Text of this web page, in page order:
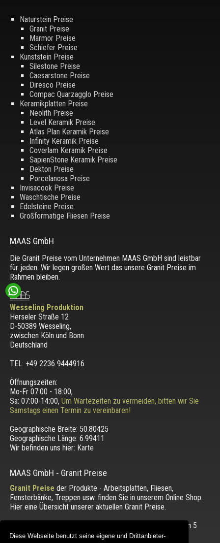
Diese Webseite benutzt seine eigene und Drittanbieter-
Diese Webseite benutzt seine eigene und Drittanbieter-
Naturstein Preise
Granit Preise
Marmor Preise
Schiefer Preise
Kunststein Preise
Silestone Preise
Caesarstone Preise
Diresco Preise
Compac Quarzagglo Preise
Keramikplatten Preise
Neolith Preise
Level Keramik Preise
Atlas Plan Keramik Preise
Infinity Keramik Preise
Coverlam Keramik Preise
SapienStone Keramik Preise
Dekton Preise
Porcelanosa Preise
Invisacook Preise
Waschtische Preise
Edelsteine Preise
Großformatige Fliesen Preise
MAAS GmbH
Die Granit Preise vom Unternehmen MAAS GmbH sind leistbar
für jeden. Wir legen großen Wert das unsere Granit Preise im
Rahmen bleiben.
Wesseling Produktion
Herseler Straße 12
D-50389 Wesseling,
zwischen Köln und Bonn
Deutschland
TEL: +49 2236 9444916
Öffnungszeiten:
Mo-Fr 07:00 - 18:00,
Sa: 07:00-14:00, Um Wartezeiten zu vermeiden, bitten wir Sie
Samstags einen Termin zu vereinbaren!
Geographische Breite: 50.80425
Geographische Länge: 6.99411
Wir befinden uns hier: Karte
MAAS GmbH - Granit Preise
Granit Preise der Produkte - Arbeitsplatten, Fliesen,
Fensterbänke, Treppen usw. finden Sie in unserem Online Shop.
Hier eine Übersicht unserer aktuellen Granit Preise.
Die Bewertung unserer Kunden mit einem Durchschnitt von 5
von 5 Punkten.